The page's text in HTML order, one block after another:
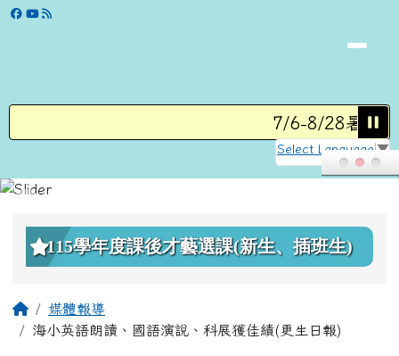
跳至主內容區
學校網站
7/6-8/28暑假營
Select Language ▼
上中區域內容
115學年度課後才藝選課(新生、插班生)
主內容區域
回首頁媒體報導
海小英語朗讀、國語演說、科展獲佳績(更生日報)